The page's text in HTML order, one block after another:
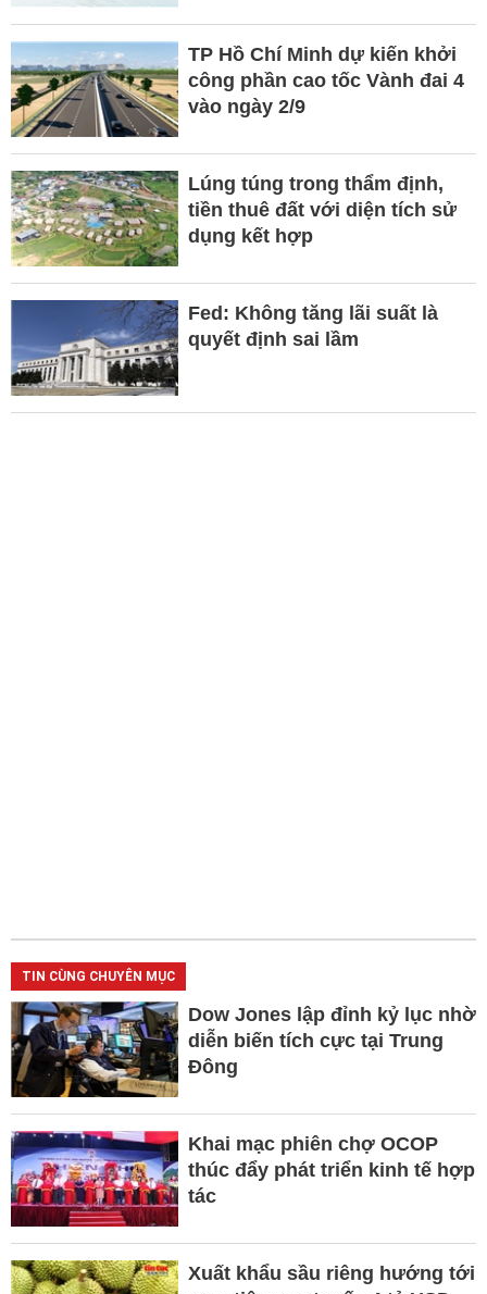
TP Hồ Chí Minh dự kiến khởi
công phần cao tốc Vành đai 4
vào ngày 2/9
Lúng túng trong thẩm định,
tiền thuê đất với diện tích sử
dụng kết hợp
Fed: Không tăng lãi suất là
quyết định sai lầm
TIN CÙNG CHUYÊN MỤC
Dow Jones lập đỉnh kỷ lục nhờ
diễn biến tích cực tại Trung
Đông
Khai mạc phiên chợ OCOP
thúc đẩy phát triển kinh tế hợp
tác
Xuất khẩu sầu riêng hướng tới